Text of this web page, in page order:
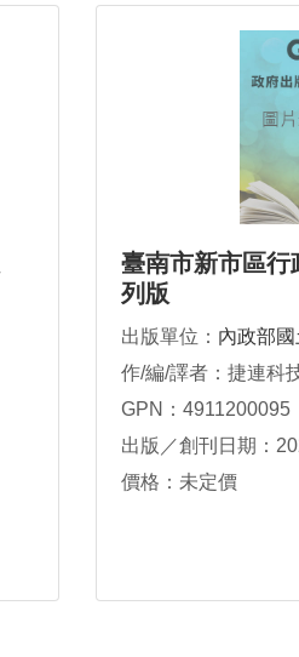
臺南市新市區行
列版
出版單位： 內政部
作/編/譯者：捷連科
GPN：4911200095
出版／創刊日期：
價格：未定價